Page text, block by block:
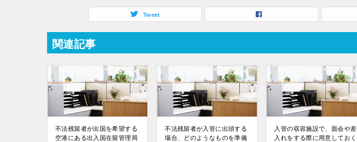
Tweet
関連記事
不法残留者が出国を希望する
空港にある出入国在留管理局
不法残留者が入管に出頭する
場合、どのようなものを準備
入管の収容施設で、面会や差
入れをする際に用意しておく